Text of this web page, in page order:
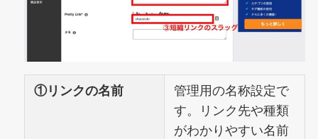
①リンクの名前
管理用の名称設定で
す。リンク先や種類
がわかりやすい名前